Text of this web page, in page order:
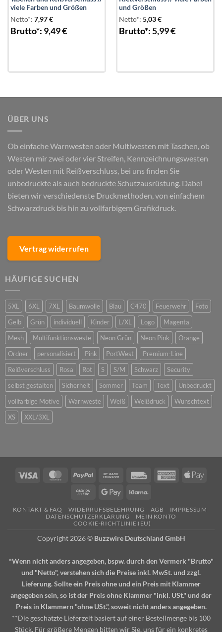
viele Farben und Größen
Netto*: 7,97€
Brutto*: 9,49€
und Größen
Netto*: 5,03€
Brutto*:5,99€
ÜBER UNS
Ob einfache Warnwesten oder Multiwesten mit Taschen, ob
Westen mir zwei oder vier Streifen, Kennzeichnungswesten
oder Westen mit Reißverschluss, bei uns finden Sie
unbedruckte als auch bedruckte Schutzausrüstung. Dabei
bieten wir verschiedenste Druckmethoden, von einfachem
Schwarzdruck bis hin zu vollfarbigem Grafikdruck.
Vertrag widerrufen
HÄUFIGE SUCHEN
5XL 6XL 7XL Baumwolle Blau C470 Feuerwehr
Foto
Gelb
Grün individuell Kinder L/XL Logo
Magenta
Mesh
Multifunktionsweste Neon Grün Neon Pink
Orange
Ordner
personalisiert Pink PortWest
Premium-Line
Reißverschluss
Rosa Rot S S/M Schwarz
Security
selbst gestalten
Sicherheit Sommer Team Text
Unbedruckt
vollfarbige Motive
Warnweste Weiß Weißdruck
Wunschtext
XS
XXL/3XL
Visa MasterCardPayPal
Bank
Rechung
AmericanApple
Cash
Pickup
Google
KONTAKT & FAQ WIDERRUFSBELEHRUNG AGB
IMPRESSUM
DATENSCHUTZERKLÄRUNG
MEIN KONTO
COOKIE-RICHTLINIE (EU)
Copyright 2026 © Buzzwire Deutschland GmbH
*Wenn nicht anders angegeben, bspw. durch den Vermerk "Brutto"
und "Netto", verstehen sich die Preise inkl. MwSt. und zzgl.
Lieferung. Sollte ein Preis ohne und ein Preis mit Klammer
angegeben sein, so ist der Preis ohne Klammer "inkl. USt." und der
Preis in Klammern "ohne USt.", soweit nicht anders angegeben.
**Die geschätzte Lieferzeit basiert auf einer Bestellmenge bis 100
Stück. Für größere Mengen bitten wir Sie, uns für ein konkretes